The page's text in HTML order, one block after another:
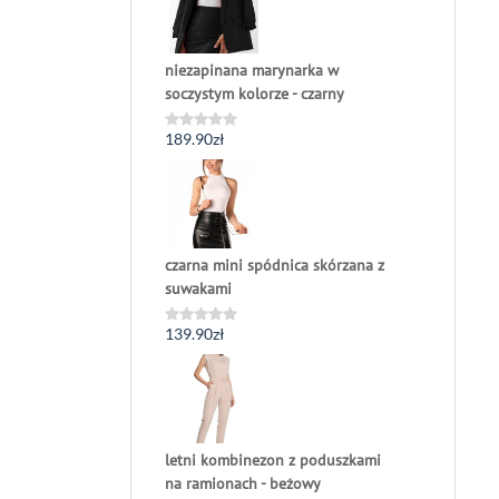
niezapinana marynarka w
soczystym kolorze - czarny
Oceniono
189.90zł
czarna mini spódnica skórzana z
suwakami
Oceniono
139.90zł
letni kombinezon z poduszkami
na ramionach - beżowy